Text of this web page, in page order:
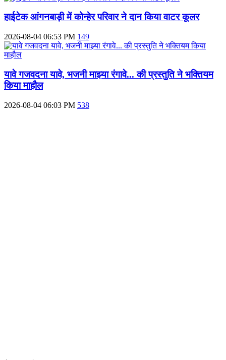
हाईटेक आंगनबाड़ी में कोन्हेर परिवार ने दान किया वाटर कूलर
2026-08-04 06:53 PM 149
यावे गजवदना यावे, भजनी माझ्या रंगावे... की प्रस्तुति ने भक्तियम
किया माहौल
2026-08-04 06:03 PM 538